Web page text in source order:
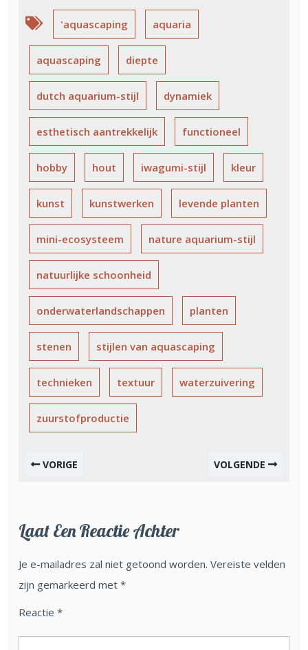
'aquascaping aquaria
aquascaping diepte
dutch aquarium-stijl dynamiek
esthetisch aantrekkelijk functioneel
hobby hout iwagumi-stijl kleur
kunst kunstwerken levende planten
mini-ecosysteem nature aquarium-stijl
natuurlijke schoonheid
onderwaterlandschappen planten
stenen stijlen van aquascaping
technieken textuur waterzuivering
zuurstofproductie
VORIGE VOLGENDE
Laat Een Reactie Achter
Je e-mailadres zal niet getoond worden. Vereiste velden
zijn gemarkeerd met *
Reactie *